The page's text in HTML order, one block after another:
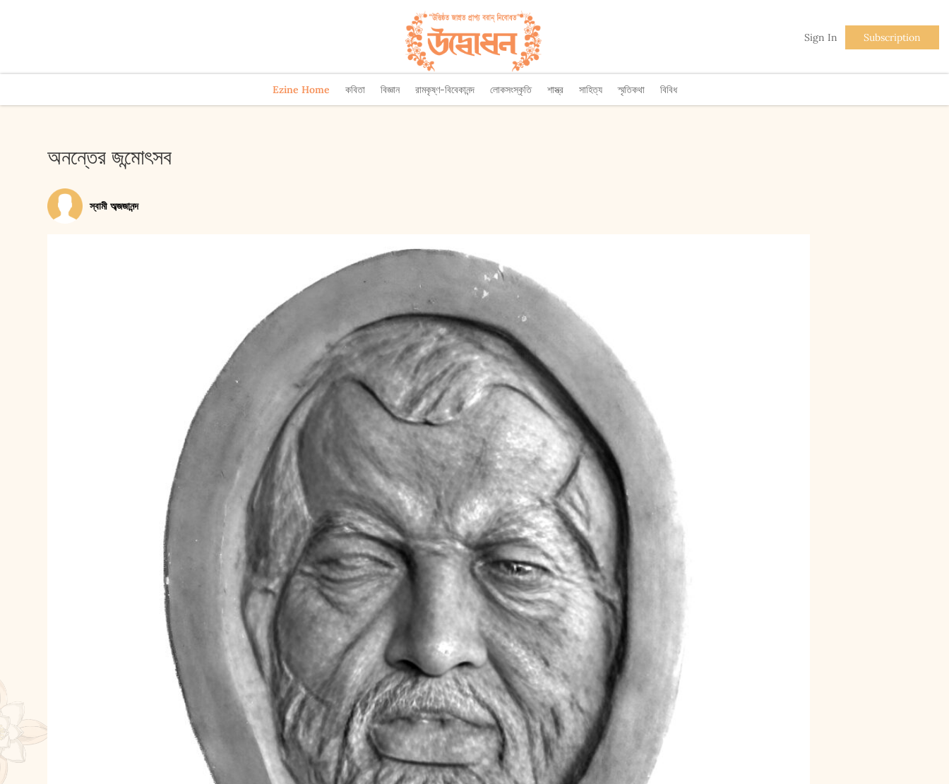
Sign In Subscription
Ezine Home কবিতা বিজ্ঞান রামকৃষ্ণ-বিবেকানন্দ লোকসংস্কৃতি শাস্ত্র সাহিত্য স্মৃতিকথা বিবিধ
অনন্তের জন্মোৎসব
স্বামী অব্জজানন্দ